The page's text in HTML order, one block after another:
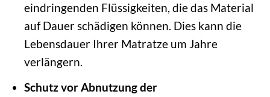
eindringenden Flüssigkeiten, die das Material
auf Dauer schädigen können. Dies kann die
Lebensdauer Ihrer Matratze um Jahre
verlängern.
Schutz vor Abnutzung der